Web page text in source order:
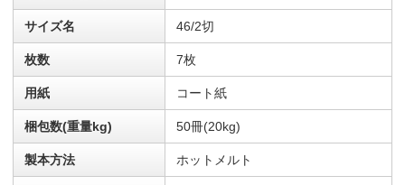
サイズ名 46/2切
枚数 7枚
用紙 コート紙
梱包数(重量kg) 50冊(20kg)
製本方法 ホットメルト